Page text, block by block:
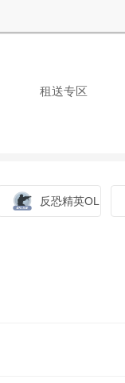
租送专区
反恐精英OL